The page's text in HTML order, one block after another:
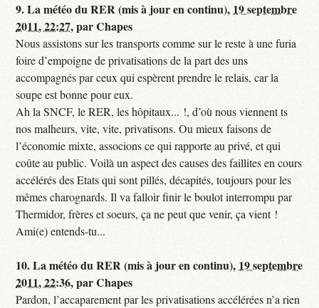
9.La météo du RER (mis à jour en continu), 19 septembre
2011, 22:27,parChapes
Nous assistons sur les transports comme sur le reste à une furia
foire d’empoigne de privatisations de la part des uns
accompagnés par ceux qui espèrent prendre le relais, car la
soupe est bonne pour eux.
Ah la SNCF, le RER, les hôpitaux... !, d’où nous viennent ts
nos malheurs, vite, vite, privatisons. Ou mieux faisons de
l’économie mixte, associons ce qui rapporte au privé, et qui
coûte au public. Voilà un aspect des causes des faillites en cours
accélérés des Etats qui sont pillés, décapités, toujours pour les
mêmes charognards. Il va falloir finir le boulot interrompu par
Thermidor, frères et soeurs, ça ne peut que venir, ça vient !
Ami(e) entends-tu...
10.La météo du RER (mis à jour en continu), 19 septembre
2011, 22:36,parChapes
Pardon, l’accaparement par les privatisations accélérées n’a rien